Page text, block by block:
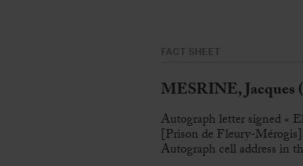
FACT SHEET
MESRINE, Jacques
Autograph letter signed «
[Prison de Fleury-
Autograph cell address in